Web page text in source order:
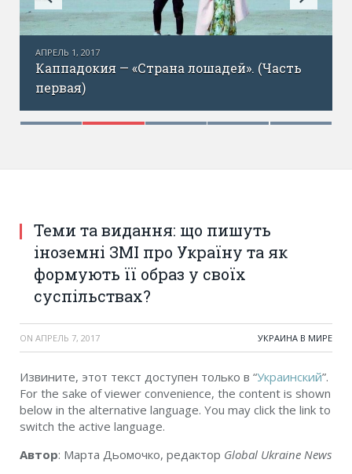
АПРЕЛЬ 1, 2017
Каппадокия — «Страна лошадей». (Часть
первая)
Теми та видання: що пишуть
іноземні ЗМІ про Україну та як
формують її образ у своїх
суспільствах?
ON АПРЕЛЬ 7, 2017 УКРАИНА В МИРЕ
Извините, этот текст доступен только в “Украинский”.
For the sake of viewer convenience, the content is shown
below in the alternative language. You may click the link to
switch the active language.
Автор: Марта Дьомочко, редактор Global Ukraine News